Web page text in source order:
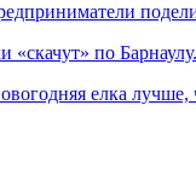
по
елка